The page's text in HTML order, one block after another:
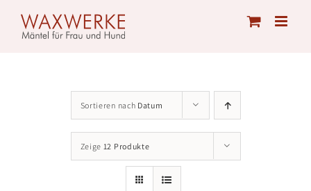
content
Sortieren nach Datum
Zeige 12 Produkte